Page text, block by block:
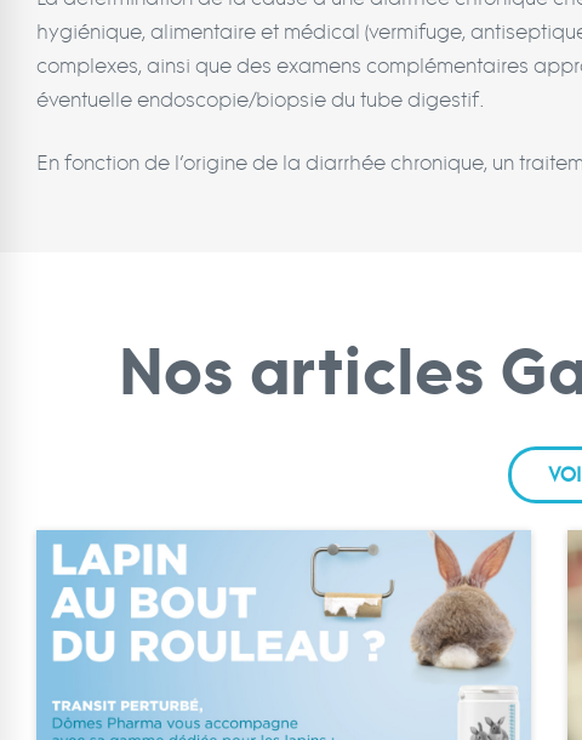
hygiénique, alimentaire et médical (vermifuge,
complexes, ainsi que des examens complémentaires
éventuelle endoscopie/biopsie du tube digestif.
En fonction de l’origine de la diarrhée chronique, un
Nos articles